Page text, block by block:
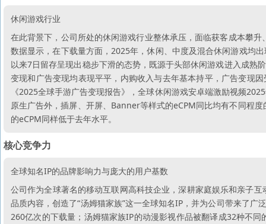
休闲游戏行业
在此背景下，公司所处的休闲游戏行业整体承压，面临获客成本攀
数据显示，在下载量方面，2025年，休闲、中度及混合休闲游戏均
以来7日留存呈现出稳步下滑的态势，既源于头部休闲游戏进入成熟
变现和广告变现均表现平平，内购收入与去年基本持平，广告变现
《2025全球手游广告变现报告》，全球休闲游戏安卓端激励视频
原生广告外，插屏、开屏、Banner等样式的eCPM同比均有不同程
的eCPM同样低于去年水平。
核心竞争力
全球知名IP的品牌影响力与庞大的用户基数
公司作为全球著名的移动互联网高科技企业，深耕家庭娱乐和亲子
品质内容，创造了“汤姆猫家族”这一全球知名IP，并为公司带来了
260亿次的下载量；汤姆猫家族IP的动漫影视作品被翻译成32种不